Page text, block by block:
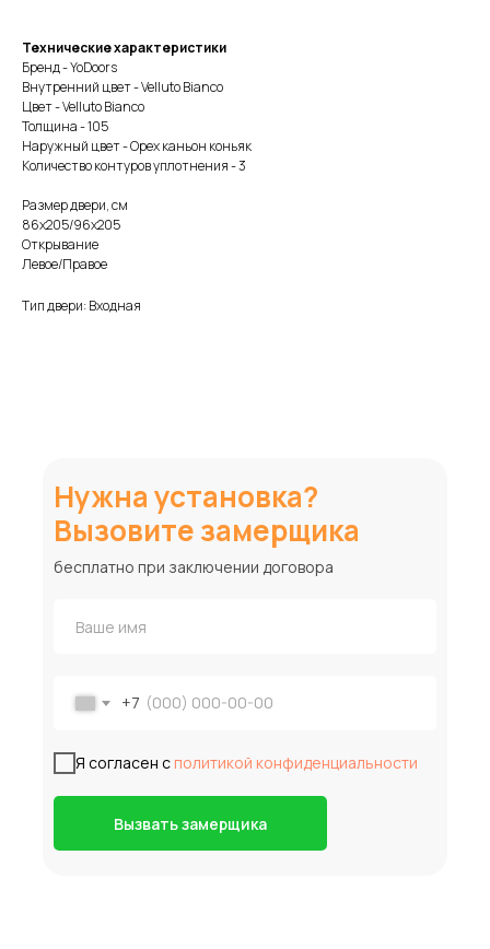
Технические характеристики
Бренд - YoDoors
Внутренний цвет - Velluto Bianco
Цвет - Velluto Bianco
Толщина - 105
Наружный цвет - Орех каньон коньяк
Количество контуров уплотнения - 3
Размер двери, см
86x205/96x205
Открывание
Левое/Правое
Тип двери: Входная
Нужна установка?
Вызовите замерщика
+7
Я согласен с политикой конфиденциальности
Вызвать замерщика
бесплатно при заключении договора